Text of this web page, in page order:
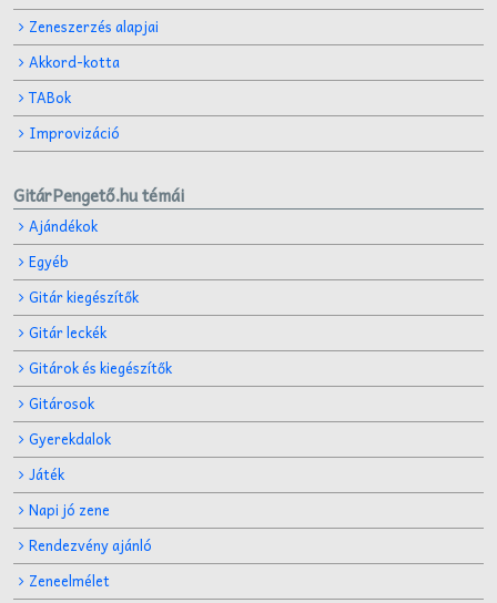
Zeneszerzés alapjai
Akkord-kotta
TABok
Improvizáció
GitárPengető.hu témái
Ajándékok
Egyéb
Gitár kiegészítők
Gitár leckék
Gitárok és kiegészítők
Gitárosok
Gyerekdalok
Játék
Napi jó zene
Rendezvény ajánló
Zeneelmélet